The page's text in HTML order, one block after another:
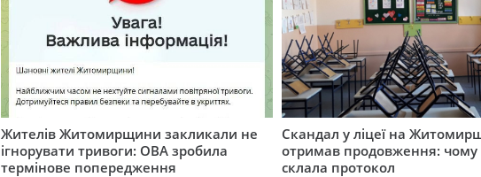
Жителів Житомирщини закликали не
ігнорувати тривоги: ОВА зробила
термінове попередження
Скандал у ліцеї на
отримав продовження: чому
склала протокол